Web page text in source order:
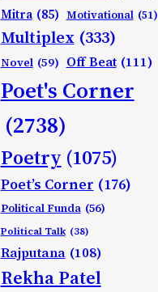
Mitra (85) Motivational (51)
Multiplex (333)
Novel (59) Off Beat (111)
Poet's Corner
(2738)
Poetry (1075)
Poet’s Corner (176)
Political Funda (56)
Political Talk (38)
Rajputana (108)
Rekha Patel